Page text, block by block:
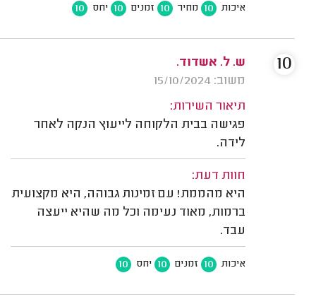
איכות 10 מחיר 10 זמנים 10 יחס 10
ש. ל. אשדוד.
משוב: 15/10/2024
תיאור השירות:
פגישה בבית הלקוחה לייעוץ הנקה לאחר
לידה.
חוות דעת:
היא מהממת! עם זמינות גבוהה, היא מקצועית
ברמות, מאוד נעימה וכל מה שהיא ייעצה
עבד.
איכות 10 זמנים 10 יחס 10
10